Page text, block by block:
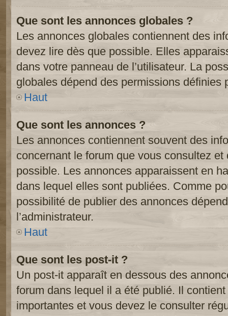
Que sont les annonces globales ?
Les annonces globales contiennent des
devez lire dès que possible. Elles
dans votre panneau de l’utilisateur. La
globales dépend des permissions définies
Haut
Que sont les annonces ?
Les annonces contiennent souvent des
concernant le forum que vous consultez
possible. Les annonces apparaissent en
dans lequel elles sont publiées. Comme
possibilité de publier des annonces
l’administrateur.
Haut
Que sont les post-it ?
Un post-it apparaît en dessous des
forum dans lequel il a été publié. Il
importantes et vous devez le consulter